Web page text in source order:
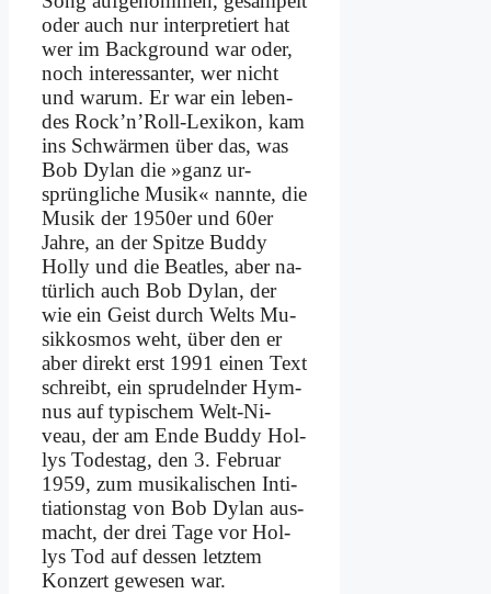
oder auch nur in­ter­pre­tiert hat
wer im Back­ground war oder,
noch in­ter­es­san­ter, wer nicht
und war­um. Er war ein le­ben­
des Rock’n’Roll-Lexikon, kam
ins Schwär­men über das, was
Bob Dy­lan die »ganz ur­
sprüng­li­che Mu­sik« nann­te, die
Mu­sik der 1950er und 60er
Jah­re, an der Spit­ze Bud­dy
Hol­ly und die Beat­les, aber na­
tür­lich auch Bob Dy­lan, der
wie ein Geist durch Welts Mu­
sik­kos­mos weht, über den er
aber di­rekt erst 1991 ei­nen Text
schreibt, ein spru­deln­der Hym­
nus auf ty­pi­schem Welt-Ni­
veau, der am En­de Bud­dy Hol­
lys To­des­tag, den 3. Fe­bru­ar
1959, zum mu­si­ka­li­schen In­ti­
tia­ti­ons­tag von Bob Dy­lan aus­
macht, der drei Ta­ge vor Hol­
lys Tod auf des­sen letz­tem
Kon­zert ge­we­sen war.